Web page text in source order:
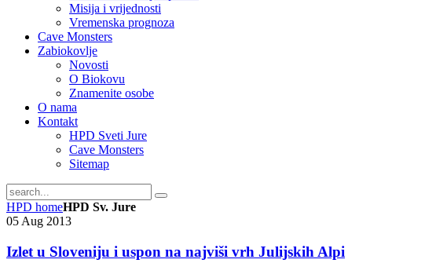
Misija i vrijednosti
Vremenska prognoza
Cave Monsters
Zabiokovlje
Novosti
O Biokovu
Znamenite osobe
O nama
Kontakt
HPD Sveti Jure
Cave Monsters
Sitemap
HPD homeHPD Sv. Jure
05 Aug 2013
Izlet u Sloveniju i uspon na najviši vrh Julijskih Alpi